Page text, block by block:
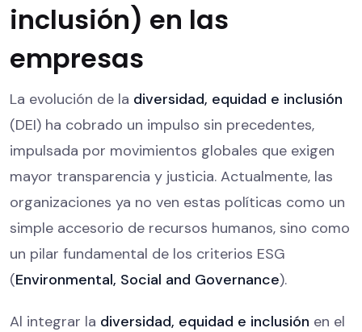
inclusión) en las
empresas
La evolución de la diversidad, equidad e inclusión
(DEI) ha cobrado un impulso sin precedentes,
impulsada por movimientos globales que exigen
mayor transparencia y justicia. Actualmente, las
organizaciones ya no ven estas políticas como un
simple accesorio de recursos humanos, sino como
un pilar fundamental de los criterios ESG
(Environmental, Social and Governance).
Al integrar la diversidad, equidad e inclusión en el